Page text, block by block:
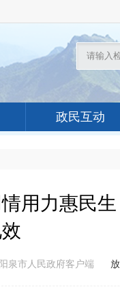
政民互动
用力惠民
泉市人民政府客户端